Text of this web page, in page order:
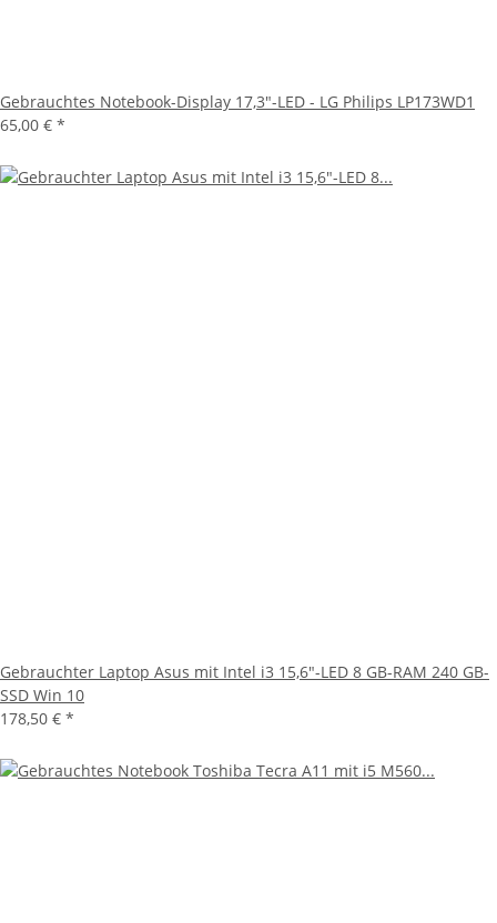
Gebrauchtes Notebook-Display 17,3"-LED - LG Philips LP173WD1
65,00 € *
Gebrauchter Laptop Asus mit Intel i3 15,6"-LED 8 GB-RAM 240 GB-
SSD Win 10
178,50 € *